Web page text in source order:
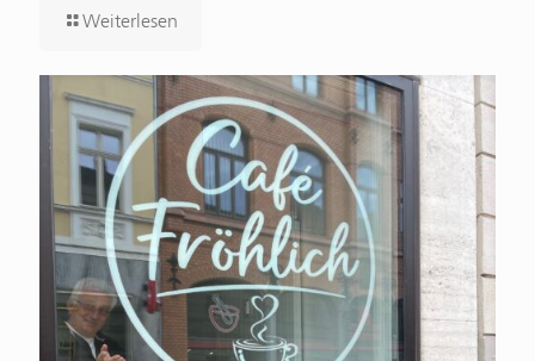
Weiterlesen